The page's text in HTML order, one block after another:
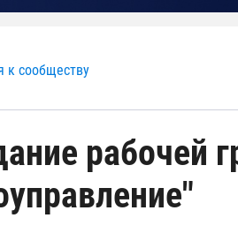
к сообществу
рабочей